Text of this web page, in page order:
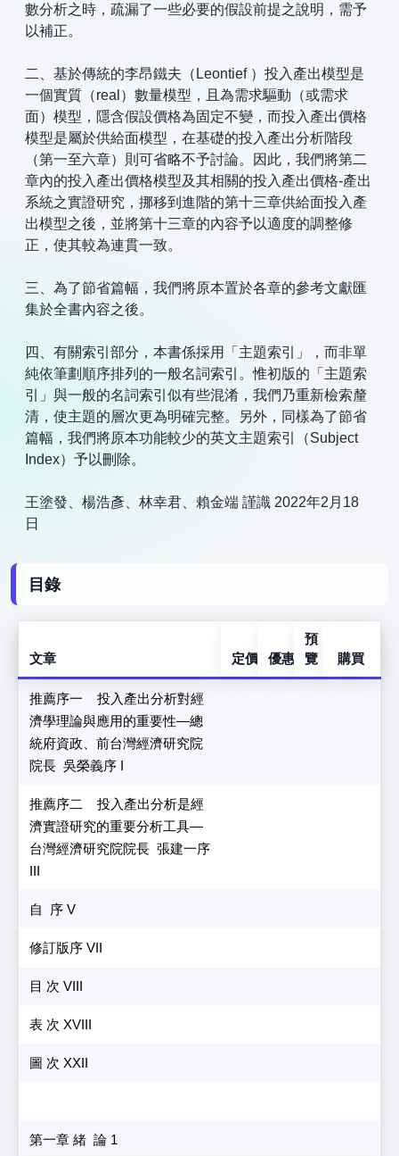
數分析之時，疏漏了一些必要的假設前提之說明，需予
以補正。
二、基於傳統的李昂鐵夫（Leontief ）投入產出模型是
一個實質（real）數量模型，且為需求驅動（或需求
面）模型，隱含假設價格為固定不變，而投入產出價格
模型是屬於供給面模型，在基礎的投入產出分析階段
（第一至六章）則可省略不予討論。因此，我們將第二
章內的投入產出價格模型及其相關的投入產出價格-產出
系統之實證研究，挪移到進階的第十三章供給面投入產
出模型之後，並將第十三章的內容予以適度的調整修
正，使其較為連貫一致。
三、為了節省篇幅，我們將原本置於各章的參考文獻匯
集於全書內容之後。
四、有關索引部分，本書係採用「主題索引」，而非單
純依筆劃順序排列的一般名詞索引。惟初版的「主題索
引」與一般的名詞索引似有些混淆，我們乃重新檢索釐
清，使主題的層次更為明確完整。另外，同樣為了節省
篇幅，我們將原本功能較少的英文主題索引（Subject
Index）予以刪除。
王塗發、楊浩彥、林幸君、賴金端 謹識 2022年2月18
日
目錄
文章 定價 優惠價
預
覽
購買
推薦序一 投入產出分析對經
濟學理論與應用的重要性—總
統府資政、前台灣經濟研究院
院長 吳榮義序 I
推薦序二 投入產出分析是經
濟實證研究的重要分析工具—
台灣經濟研究院院長 張建一序
III
自 序 V
修訂版序 VII
目 次 VIII
表 次 XVIII
圖 次 XXII
第一章 緒 論 1